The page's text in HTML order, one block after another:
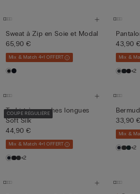
Sweat à Zip en Soie et Modal
65,90 €
Mix & Match 4+1 OFFERT
43,90 €
Mix &
+2
COUPE RÉGULIÈRE
T-shirt à manches longues
Soft Silk
44,90 €
Mix & Match 4+1 OFFERT
+2
33,90 €
Mix &
+2